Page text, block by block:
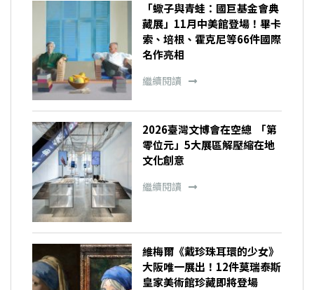
「蠍子與青蛙：國巨基金會典
藏展」11月中美館登場！畢卡
索、培根、霍克尼等66件國際
名作亮相
繼續閱讀
2026臺灣文博會在空總 「第
零位元」5大展區解壓縮在地
文化創意
繼續閱讀
維梅爾《戴珍珠耳環的少女》
大阪唯一展出！12件莫瑞泰斯
皇家美術館珍藏即將登場